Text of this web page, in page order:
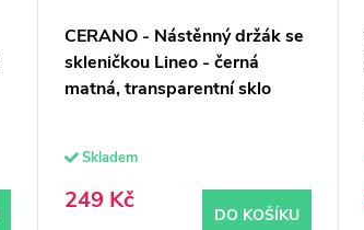
CERANO - Nástěnný držák se
skleničkou Lineo - černá
matná, transparentní sklo
Skladem
249 Kč
DO KOŠÍKU